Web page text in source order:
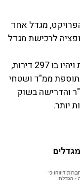
הקבוצות מחזיקה ב-50% מהפרויקט, מגדל אחד
אופציה לרכישת מגדל
בממוצע, בתוספת ממ"ד ושטחי
מגיעות לגודל של 150 מ"ר והדרישה בשוק
יותר.